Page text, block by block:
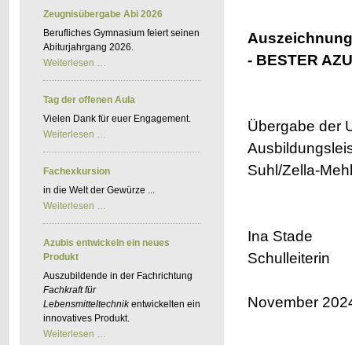
- BESTER
Übergabe der
Suhl/Zella-
Ina Stade
Schulleiterin
November
BKF
Zeugnisübergabe Abi 2026
Berufliches Gymnasium feiert seinen
Abiturjahrgang 2026.
Weiterlesen …
2026
Tag der offenen Aula
Vielen Dank für euer Engagement.
Weiterlesen …
offenen
Aula
Fachexkursion
in die Welt der Gewürze ...
Weiterlesen …
Azubis entwickeln ein neues
Produkt
Auszubildende in der Fachrichtung
Fachkraft für
Lebensmitteltechnikentwickelten ein
innovatives Produkt.
Weiterlesen …